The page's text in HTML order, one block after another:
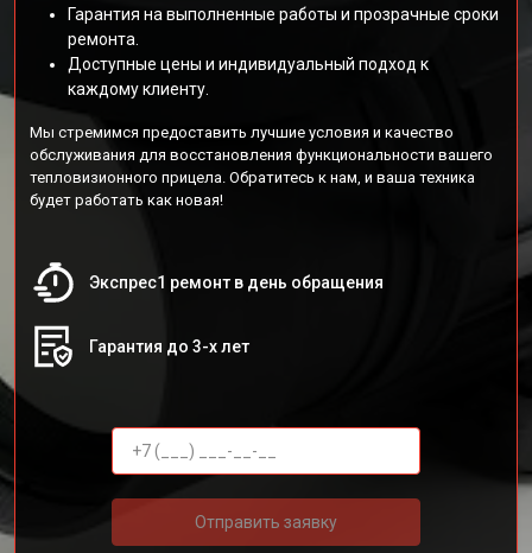
Гарантия на выполненные работы и прозрачные сроки
ремонта.
Доступные цены и индивидуальный подход к
каждому клиенту.
Мы стремимся предоставить лучшие условия и качество
обслуживания для восстановления функциональности вашего
тепловизионного прицела. Обратитесь к нам, и ваша техника
будет работать как новая!
Экспрес1 ремонт в день обращения
Гарантия до 3-х лет
Отправить заявку